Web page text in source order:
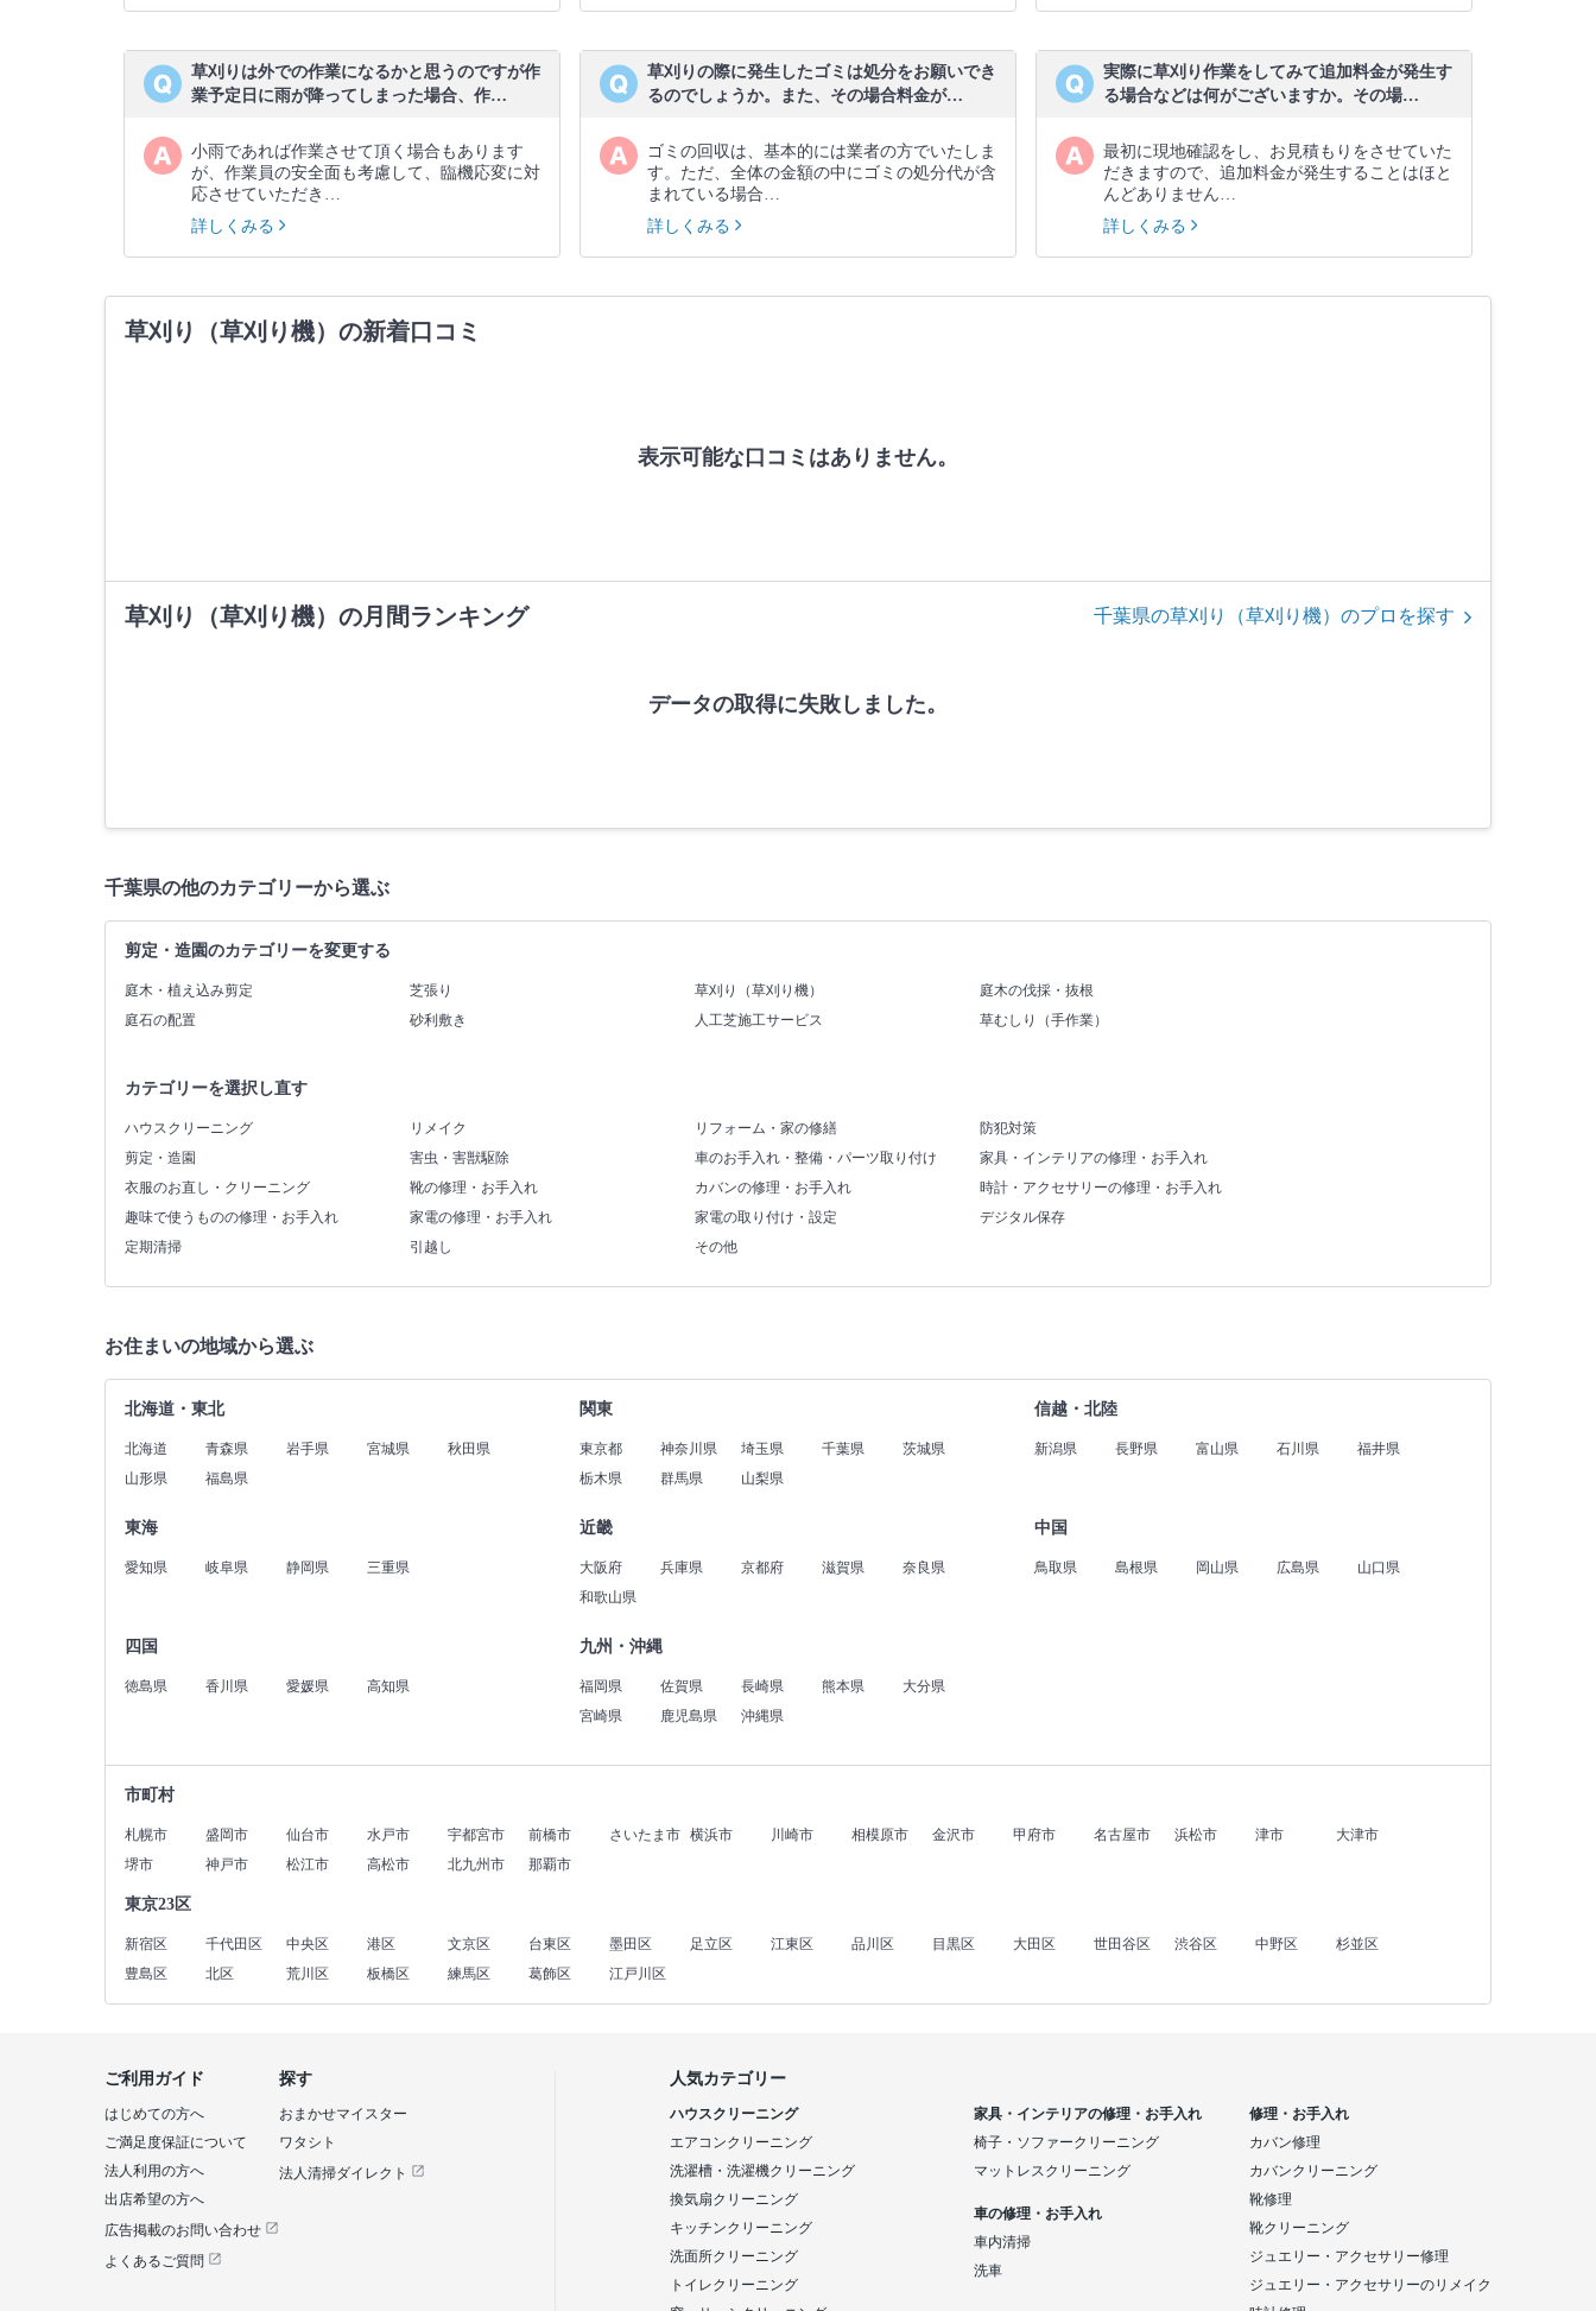
草刈りは外での作業になるかと思うのですが作
業予定日に雨が降ってしまった場合、作…
小雨であれば作業させて頂く場合もあります
が、作業員の安全面も考慮して、臨機応変に対
応させていただき…
詳しくみる
草刈りの際に発生したゴミは処分をお願いでき
るのでしょうか。また、その場合料金が…
ゴミの回収は、基本的には業者の方でいたしま
す。ただ、全体の金額の中にゴミの処分代が含
まれている場合…
詳しくみる
実際に草刈り作業をしてみて追加料金が発生す
る場合などは何がございますか。その場…
最初に現地確認をし、お見積もりをさせていた
だきますので、追加料金が発生することはほと
んどありません…
詳しくみる
草刈り（草刈り機）の新着口コミ
表示可能な口コミはありません。
草刈り（草刈り機）の月間ランキング 千葉県の草刈り（草刈り機）のプロを探す
データの取得に失敗しました。
千葉県の他のカテゴリーから選ぶ
剪定・造園のカテゴリーを変更する
庭木・植え込み剪定 芝張り 草刈り（草刈り機）
庭木の伐採・抜根
庭石の配置
砂利敷き 人工芝施工サービス 草むしり（手作業）
カテゴリーを選択し直す
ハウスクリーニング リメイク リフォーム・家の修繕
防犯対策
剪定・造園
害虫・害獣駆除 車のお手入れ・整備・パーツ取り付け
家具・インテリアの修理・お手入れ
衣服のお直し・クリーニング
靴の修理・お手入れ カバンの修理・お手入れ
時計・アクセサリーの修理・お手入れ
趣味で使うものの修理・お手入れ
家電の修理・お手入れ 家電の取り付け・設定
デジタル保存
定期清掃
引越し その他
お住まいの地域から選ぶ
北海道・東北
北海道 青森県 岩手県 宮城県
秋田県
山形県
福島県
関東
東京都 神奈川県 埼玉県 千葉県
茨城県
栃木県
群馬県 山梨県
信越・北陸
新潟県 長野県 富山県 石川県 福井県
東海
愛知県 岐阜県 静岡県 三重県
近畿
大阪府 兵庫県 京都府 滋賀県
奈良県
和歌山県
中国
鳥取県 島根県 岡山県 広島県 山口県
四国
徳島県 香川県 愛媛県 高知県
九州・沖縄
福岡県 佐賀県 長崎県 熊本県
大分県
宮崎県
鹿児島県 沖縄県
市町村
札幌市 盛岡市 仙台市 水戸市 宇都宮市 前橋市 さいたま市 横浜市 川崎市 相模原市 金沢市 甲府市 名古屋市 浜松市 津市
大津市
堺市
神戸市 松江市 高松市 北九州市 那覇市
東京23区
新宿区 千代田区 中央区 港区 文京区 台東区 墨田区 足立区 江東区 品川区 目黒区 大田区 世田谷区 渋谷区 中野区
杉並区
豊島区
北区 荒川区 板橋区 練馬区 葛飾区 江戸川区
探す
おまかせマイスター
ワタシト
法人清掃ダイレクト
ご利用ガイド
はじめての方へ
ご満足度保証について
法人利用の方へ
出店希望の方へ
広告掲載のお問い合わせ
よくあるご質問
人気カテゴリー
ハウスクリーニング
エアコンクリーニング
洗濯槽・洗濯機クリーニング
換気扇クリーニング
キッチンクリーニング
洗面所クリーニング
トイレクリーニング
家具・インテリアの修理・お手入れ
椅子・ソファークリーニング
マットレスクリーニング
車の修理・お手入れ
車内清掃
洗車
修理・お手入れ
カバン修理
カバンクリーニング
靴修理
靴クリーニング
ジュエリー・アクセサリー修理
ジュエリー・アクセサリーのリメイク